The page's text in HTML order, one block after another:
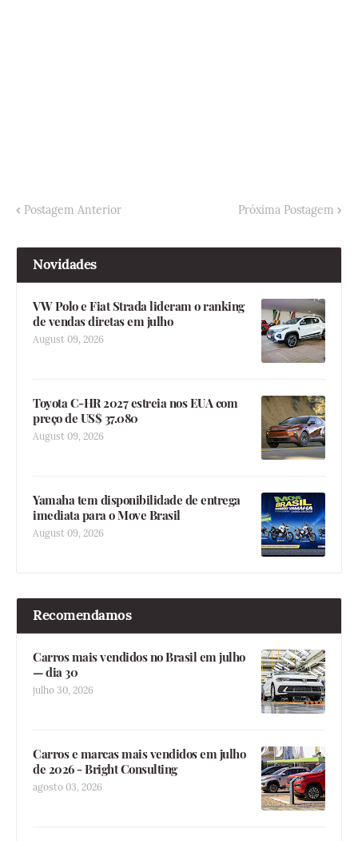
Postagem Anterior Próxima Postagem
Novidades
VW Polo e Fiat Strada lideram o ranking
de vendas diretas em julho
August 09, 2026
Toyota C-HR 2027 estreia nos EUA com
preço de US$ 37.080
August 09, 2026
Yamaha tem disponibilidade de entrega
imediata para o Move Brasil
August 09, 2026
Recomendamos
Carros mais vendidos no Brasil em julho
— dia 30
julho 30, 2026
Carros e marcas mais vendidos em julho
de 2026 - Bright Consulting
agosto 03, 2026